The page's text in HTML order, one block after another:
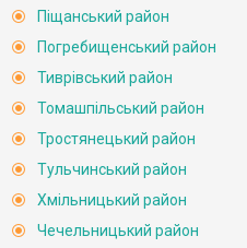
Піщанський район
Погребищенський район
Тиврівський район
Томашпільський район
Тростянецький район
Тульчинський район
Хмільницький район
Чечельницький район